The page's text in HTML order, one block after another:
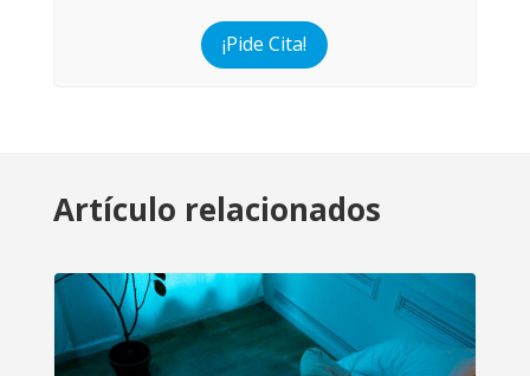
¡Pide Cita!
Artículo relacionados